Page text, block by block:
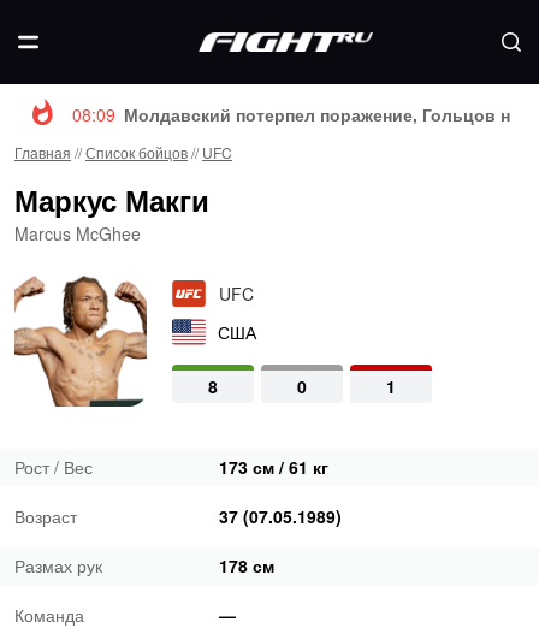
08:09 Молдавский потерпел поражение, Гольцов
Главная //Список бойцов//UFC
Маркус Макги
Marcus McGhee
UFC
США
8 0 1
Рост / Вес 173 см / 61 кг
Возраст 37 (07.05.1989)
Размах рук 178 см
Команда —